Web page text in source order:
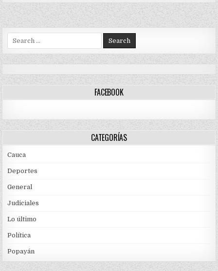
ESTE
JUEVES
Search
for:
FACEBOOK
CATEGORÍAS
Cauca
Deportes
General
Judiciales
Lo último
Política
Popayán